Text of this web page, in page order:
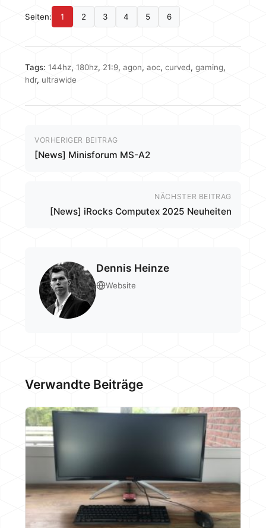
Seiten: 1 2 3 4 5 6
Tags: 144hz, 180hz, 21:9, agon, aoc, curved, gaming,
hdr, ultrawide
VORHERIGER BEITRAG
[News] Minisforum MS-A2
NÄCHSTER BEITRAG
[News] iRocks Computex 2025 Neuheiten
Dennis Heinze
Website
Verwandte Beiträge